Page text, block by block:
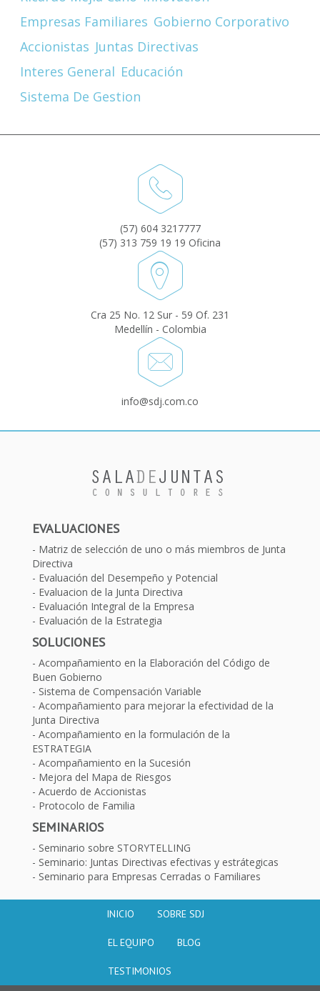
Empresas Familiares Gobierno Corporativo
Accionistas Juntas Directivas
Interes General Educación
Sistema De Gestion
(57) 604 3217777
(57) 313 759 19 19 Oficina
Cra 25 No. 12 Sur - 59 Of. 231
Medellín - Colombia
info@sdj.com.co
EVALUACIONES
Matriz de selección de uno o más miembros de Junta
Directiva
Evaluación del Desempeño y Potencial
Evaluacion de la Junta Directiva
Evaluación Integral de la Empresa
Evaluación de la Estrategia
SOLUCIONES
Acompañamiento en la Elaboración del Código de
Buen Gobierno
Sistema de Compensación Variable
Acompañamiento para mejorar la efectividad de la
Junta Directiva
Acompañamiento en la formulación de la
ESTRATEGIA
Acompañamiento en la Sucesión
Mejora del Mapa de Riesgos
Acuerdo de Accionistas
Protocolo de Familia
SEMINARIOS
Seminario sobre STORYTELLING
Seminario: Juntas Directivas efectivas y estrátegicas
Seminario para Empresas Cerradas o Familiares
INICIO SOBRE SDJ
EL EQUIPO BLOG
TESTIMONIOS